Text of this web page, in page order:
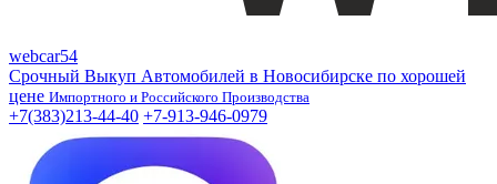
webcar54
Срочный Выкуп Автомобилей в Новосибирске по хорошей
цене Импортного и Российского Производства
+7(383)213-44-40 +7-913-946-0979